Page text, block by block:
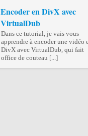
Encoder en DivX avec
VirtualDub
Dans ce tutorial, je vais vous
apprendre à encoder une vidéo
DivX avec VirtualDub, qui fait
office de couteau [...]